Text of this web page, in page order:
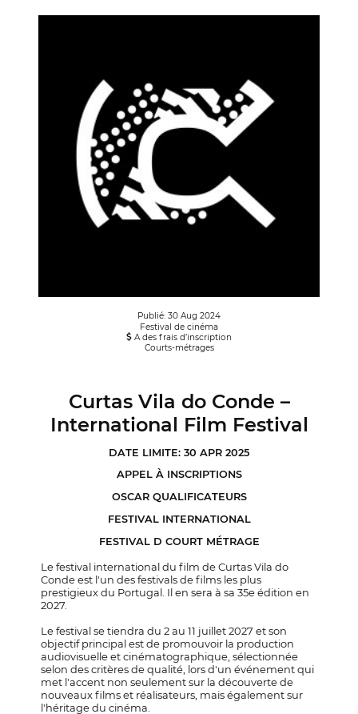
Publié: 30 Aug 2024
Festival de cinéma
A des frais d’inscription
Courts-métrages
Curtas Vila do Conde –
International Film Festival
DATE LIMITE: 30 APR 2025
APPEL À INSCRIPTIONS
OSCAR QUALIFICATEURS
FESTIVAL INTERNATIONAL
FESTIVAL D COURT MÉTRAGE
Le festival international du film de Curtas Vila do
Conde est l'un des festivals de films les plus
prestigieux du Portugal. Il en sera à sa 35e édition en
2027.
Le festival se tiendra du 2 au 11 juillet 2027 et son
objectif principal est de promouvoir la production
audiovisuelle et cinématographique, sélectionnée
selon des critères de qualité, lors d'un événement qui
met l'accent non seulement sur la découverte de
nouveaux films et réalisateurs, mais également sur
l'héritage du cinéma.